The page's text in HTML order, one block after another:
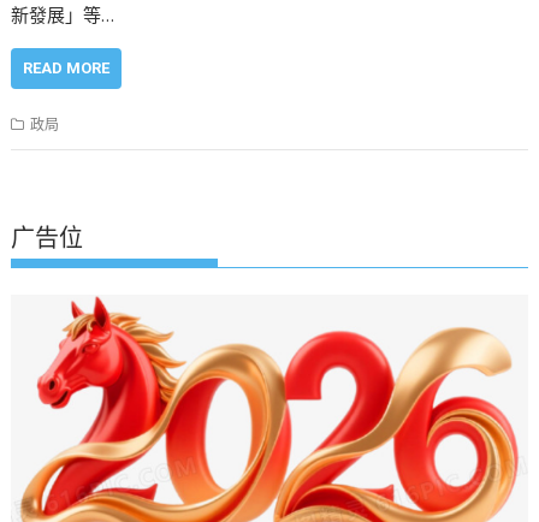
新發展」等…
READ MORE
政局
广告位